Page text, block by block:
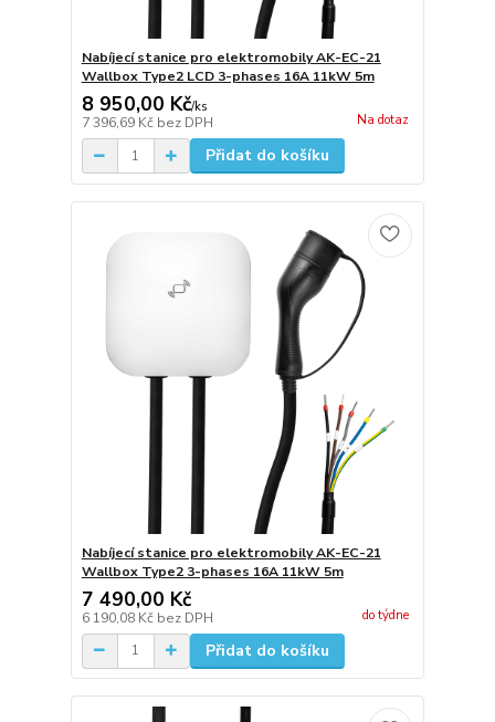
Nabíjecí stanice pro elektromobily AK-EC-21
Wallbox Type2 LCD 3-phases 16A 11kW 5m
8 950,00 Kč/ks
7 396,69 Kč bez DPH Na dotaz
Přidat do košíku
Nabíjecí stanice pro elektromobily AK-EC-21
Wallbox Type2 3-phases 16A 11kW 5m
7 490,00 Kč
6 190,08 Kč bez DPH do týdne
Přidat do košíku